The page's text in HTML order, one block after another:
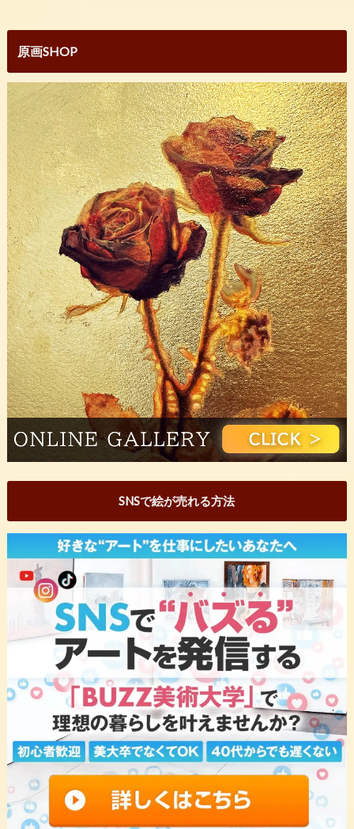
原画SHOP
SNSで絵が売れる方法